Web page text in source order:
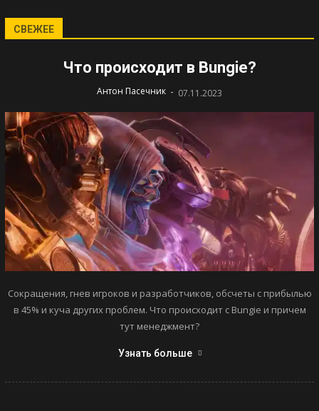
СВЕЖЕЕ
Что происходит в Bungie?
Антон Пасечник - 07.11.2023
Сокращения, гнев игроков и разработчиков, обсчеты с прибылью
в 45% и куча других проблем. Что происходит с Bungie и причем
тут менеджмент?
Узнать больше